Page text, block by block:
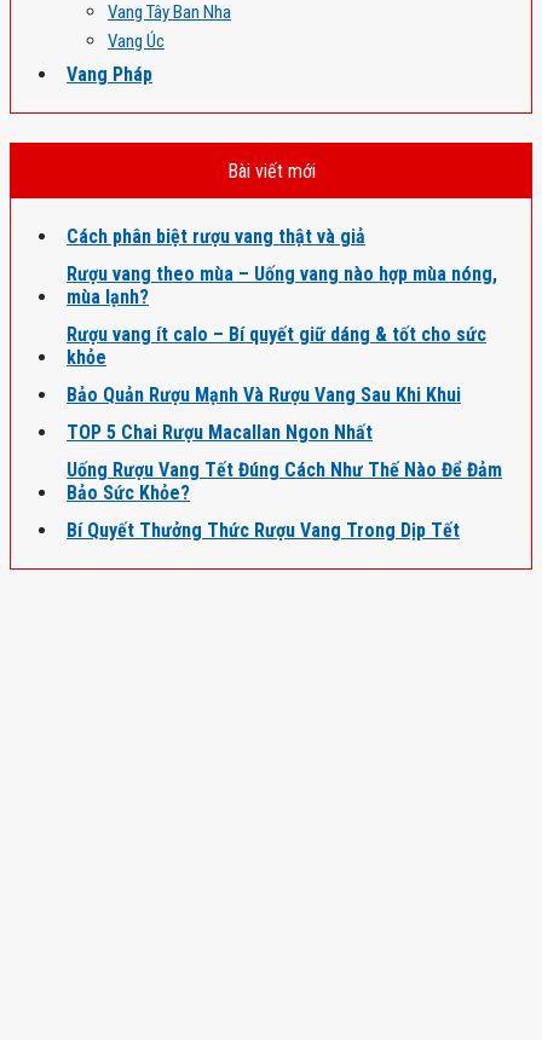
Vang Tây Ban Nha
Vang Úc
Vang Pháp
Bài viết mới
Cách phân biệt rượu vang thật và giả
Rượu vang theo mùa – Uống vang nào hợp mùa nóng,
mùa lạnh?
Rượu vang ít calo – Bí quyết giữ dáng & tốt cho sức
khỏe
Bảo Quản Rượu Mạnh Và Rượu Vang Sau Khi Khui
TOP 5 Chai Rượu Macallan Ngon Nhất
Uống Rượu Vang Tết Đúng Cách Như Thế Nào Để Đảm
Bảo Sức Khỏe?
Bí Quyết Thưởng Thức Rượu Vang Trong Dịp Tết